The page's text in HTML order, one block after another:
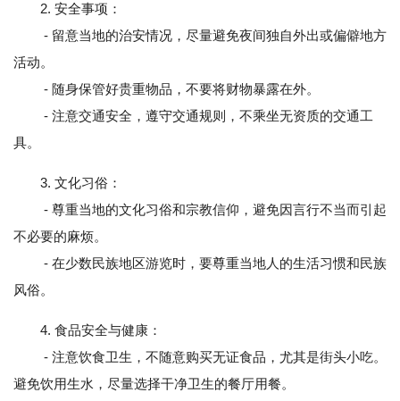
2. 安全事项：
- 留意当地的治安情况，尽量避免夜间独自外出或偏僻地方
活动。
- 随身保管好贵重物品，不要将财物暴露在外。
- 注意交通安全，遵守交通规则，不乘坐无资质的交通工
具。
3. 文化习俗：
- 尊重当地的文化习俗和宗教信仰，避免因言行不当而引起
不必要的麻烦。
- 在少数民族地区游览时，要尊重当地人的生活习惯和民族
风俗。
4. 食品安全与健康：
- 注意饮食卫生，不随意购买无证食品，尤其是街头小吃。
避免饮用生水，尽量选择干净卫生的餐厅用餐。